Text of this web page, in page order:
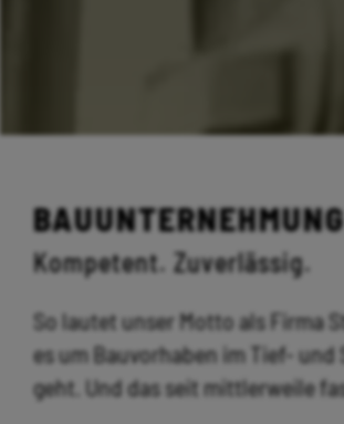
Kompetent. Zuverlässig.
So lautet unser Motto als Firma
es um Bauvorhaben im Tief- und
geht. Und das seit mittlerweile